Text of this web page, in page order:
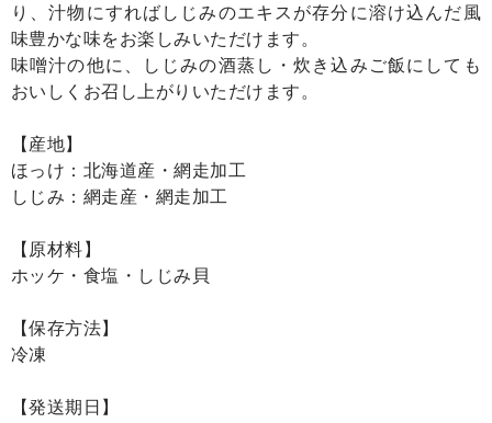
り、汁物にすればしじみのエキスが存分に溶け込んだ風
味豊かな味をお楽しみいただけます。
味噌汁の他に、しじみの酒蒸し・炊き込みご飯にしても
おいしくお召し上がりいただけます。
【産地】
ほっけ：北海道産・網走加工
しじみ：網走産・網走加工
【原材料】
ホッケ・食塩・しじみ貝
【保存方法】
冷凍
【発送期日】